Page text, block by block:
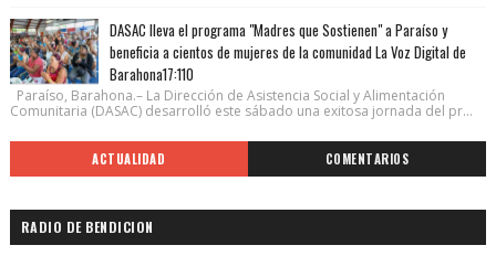
DASAC lleva el programa "Madres que Sostienen" a Paraíso y
beneficia a cientos de mujeres de la comunidad La Voz Digital de
Barahona17:110
Paraíso, Barahona.– La Dirección de Asistencia Social y Alimentación
Comunitaria (DASAC) desarrolló este sábado una exitosa jornada del pr...
ACTUALIDAD COMENTARIOS
RADIO DE BENDICION